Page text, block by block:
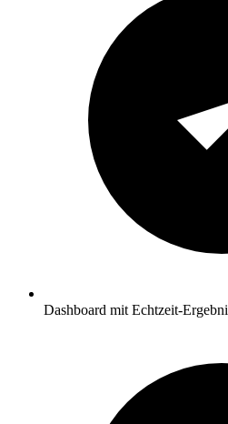
Dashboard mit Echtzeit-